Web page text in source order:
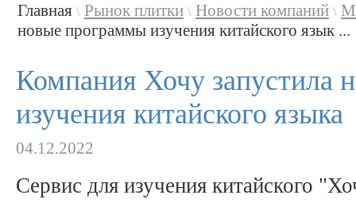
Главная \ Рынок плитки \ Новости компаний \
новые программы изучения китайского язык ...
Компания Хочу запустила
изучения китайского языка
04.12.2022
Сервис для изучения китайского